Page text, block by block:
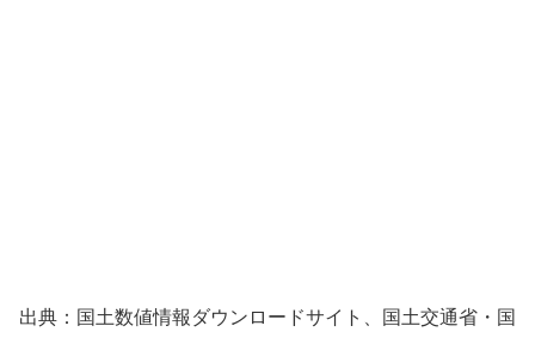
出典：国土数値情報ダウンロードサイト、国土交通省・国